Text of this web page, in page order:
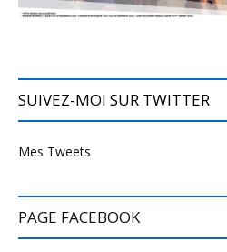
SUIVEZ-MOI SUR TWITTER
Mes Tweets
PAGE FACEBOOK